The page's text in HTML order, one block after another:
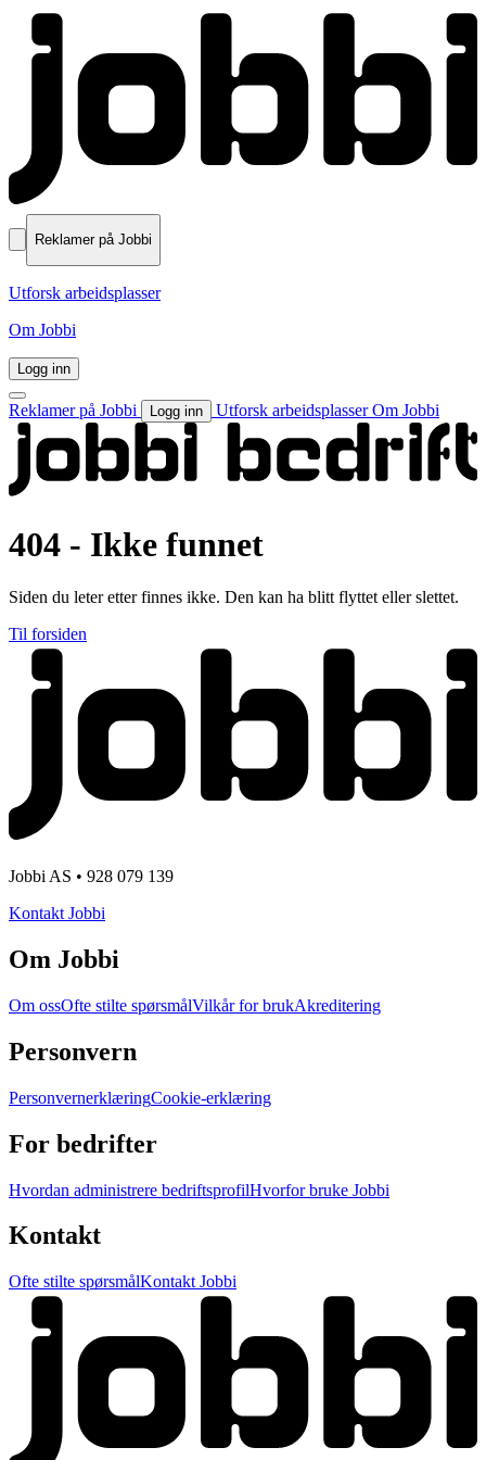
Reklamer på Jobbi
Utforsk arbeidsplasser
Om Jobbi
Logg inn
Reklamer på Jobbi Logg inn Utforsk arbeidsplasserOm Jobbi
404 - Ikke funnet
Siden du leter etter finnes ikke. Den kan ha blitt flyttet eller slettet.
Til forsiden
Jobbi AS • 928 079 139
Kontakt Jobbi
Om Jobbi
Om ossOfte stilte spørsmålVilkår for brukAkreditering
Personvern
PersonvernerklæringCookie-erklæring
For bedrifter
Hvordan administrere bedriftsprofilHvorfor bruke Jobbi
Kontakt
Ofte stilte spørsmålKontakt Jobbi